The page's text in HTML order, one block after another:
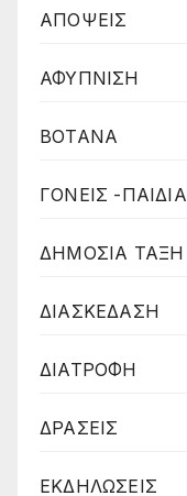
ΑΠΟΨΕΙΣ
ΑΦΥΠΝΙΣΗ
ΒΟΤΑΝΑ
ΓΟΝΕΙΣ -ΠΑΙΔΙΑ
ΔΗΜΟΣΙΑ ΤΑΞΗ
ΔΙΑΣΚΕΔΑΣΗ
ΔΙΑΤΡΟΦΗ
ΔΡΑΣΕΙΣ
ΕΚΔΗΛΩΣΕΙΣ